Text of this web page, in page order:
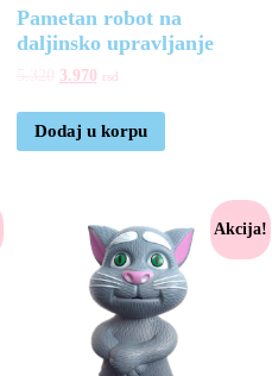
Pametan robot na
daljinsko upravljanje
3.970 rsd
Dodaj u korpu
Akcija!